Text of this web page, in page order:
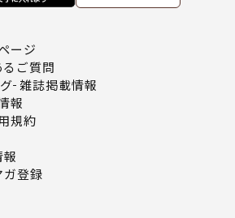
ージ
ご質問
雑誌掲載情報
報
規約
登録